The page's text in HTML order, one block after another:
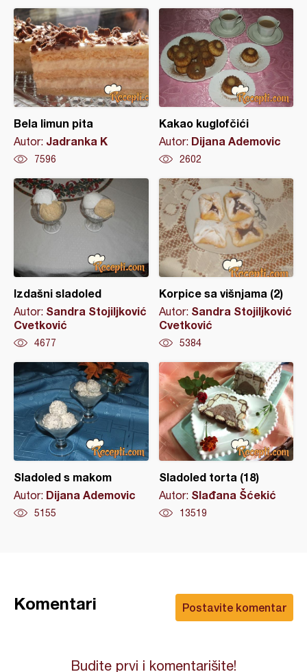
Bela limun pita
Autor: Jadranka K
7596
Kakao kuglofčići
Autor: Dijana Ademovic
2602
Izdašni sladoled
Autor: Sandra Stojiljković
Cvetković
4677
Korpice sa višnjama (2)
Autor: Sandra Stojiljković
Cvetković
5384
Sladoled s makom
Autor: Dijana Ademovic
5155
Sladoled torta (18)
Autor: Slađana Šćekić
13519
Postavite komentar
Komentari
Budite prvi i komentarišite!